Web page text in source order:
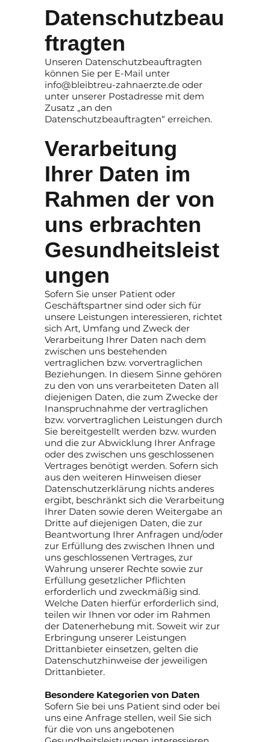
Datenschutzbeau
ftragten
Unseren Datenschutzbeauftragten
können Sie per E-Mail unter
info@bleibtreu-zahnaerzte.de oder
unter unserer Postadresse mit dem
Zusatz „an den
Datenschutzbeauftragten“ erreichen.
Verarbeitung
Ihrer Daten im
Rahmen der von
uns erbrachten
Gesundheitsleist
ungen
Sofern Sie unser Patient oder
Geschäftspartner sind oder sich für
unsere Leistungen interessieren, richtet
sich Art, Umfang und Zweck der
Verarbeitung Ihrer Daten nach dem
zwischen uns bestehenden
vertraglichen bzw. vorvertraglichen
Beziehungen. In diesem Sinne gehören
zu den von uns verarbeiteten Daten all
diejenigen Daten, die zum Zwecke der
Inanspruchnahme der vertraglichen
bzw. vorvertraglichen Leistungen durch
Sie bereitgestellt werden bzw. wurden
und die zur Abwicklung Ihrer Anfrage
oder des zwischen uns geschlossenen
Vertrages benötigt werden. Sofern sich
aus den weiteren Hinweisen dieser
Datenschutzerklärung nichts anderes
ergibt, beschränkt sich die Verarbeitung
Ihrer Daten sowie deren Weitergabe an
Dritte auf diejenigen Daten, die zur
Beantwortung Ihrer Anfragen und/oder
zur Erfüllung des zwischen Ihnen und
uns geschlossenen Vertrages, zur
Wahrung unserer Rechte sowie zur
Erfüllung gesetzlicher Pflichten
erforderlich und zweckmäßig sind.
Welche Daten hierfür erforderlich sind,
teilen wir Ihnen vor oder im Rahmen
der Datenerhebung mit. Soweit wir zur
Erbringung unserer Leistungen
Drittanbieter einsetzen, gelten die
Datenschutzhinweise der jeweiligen
Drittanbieter.
Besondere Kategorien von Daten
Sofern Sie bei uns Patient sind oder bei
uns eine Anfrage stellen, weil Sie sich
für die von uns angebotenen